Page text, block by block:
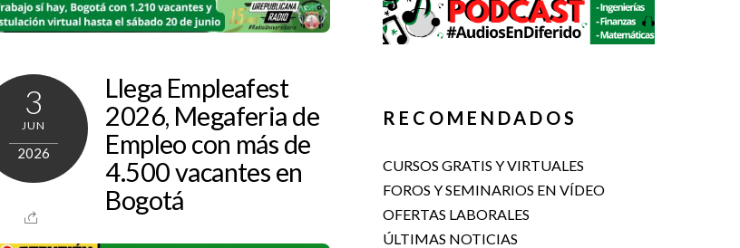
3
JUN
2026
Llega Empleafest
2026, Megaferia de
Empleo con más de
4.500 vacantes en
Bogotá
RECOMENDADOS
CURSOS GRATIS Y VIRTUALES
FOROS Y SEMINARIOS EN VÍDEO
OFERTAS LABORALES
ÚLTIMAS NOTICIAS